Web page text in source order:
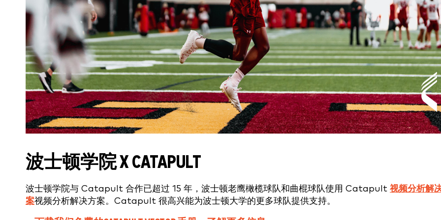
波士顿学院 X CATAPULT
波士顿学院与 Catapult 合作已超过 15 年，波士顿老鹰橄榄球队和曲棍球队使用 Catapult 视频分析解
案视频分析解决方案。Catapult 很高兴能为波士顿大学的更多球队提供支持。